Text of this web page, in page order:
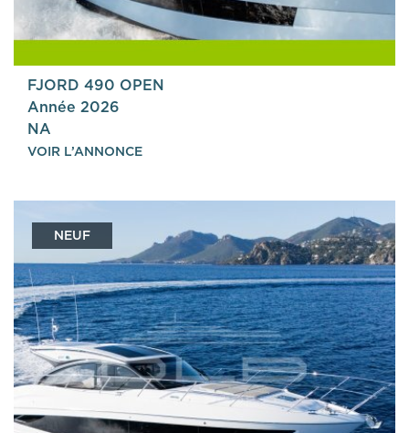
FJORD 490 OPEN
Année 2026
NA
VOIR L’ANNONCE
NEUF